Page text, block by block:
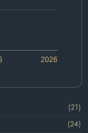
2026
(21)
(24)